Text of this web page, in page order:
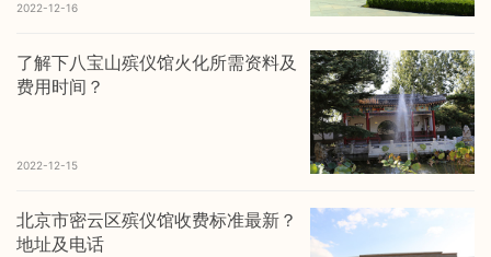
2022-12-16
了解下八宝山殡仪馆火化所需资料及
费用时间？
2022-12-15
北京市密云区殡仪馆收费标准最新？
地址及电话